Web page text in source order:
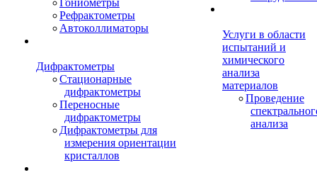
Гониометры
Рефрактометры
Автоколлиматоры
Дифрактометры
Стационарные
дифрактометры
Переносные
дифрактометры
Дифрактометры для
измерения ориентации
кристаллов
Услуги в области
испытаний и
химического
анализа
материалов
Проведение
анализа